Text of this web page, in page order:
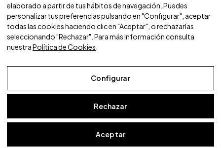
elaborado a partir de tus hábitos de navegación. Puedes
personalizar tus preferencias pulsando en "Configurar", aceptar
todas las cookies haciendo clic en "Aceptar", o rechazarlas
seleccionando "Rechazar". Para más información consulta
nuestraPolítica de Cookies
Configurar
Rechazar
Aceptar
Aviso Legal
Política de Privacidad
Política de Cookies